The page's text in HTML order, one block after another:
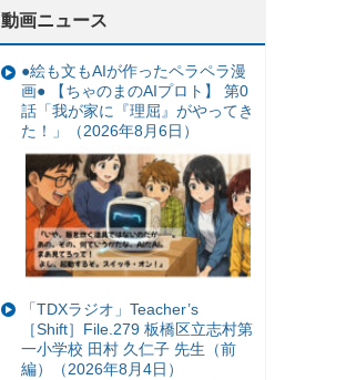
動画ニュース
●絵も文もAIが作ったペラペラ漫
画● 【ちゃのまのAIプロト】 第0
話「我が家に『理屈』がやってき
た！」（2026年8月6日）
「TDXラジオ」Teacher’s
［Shift］File.279 板橋区立志村第
一小学校 田村 久仁子 先生（前
編）（2026年8月4日）